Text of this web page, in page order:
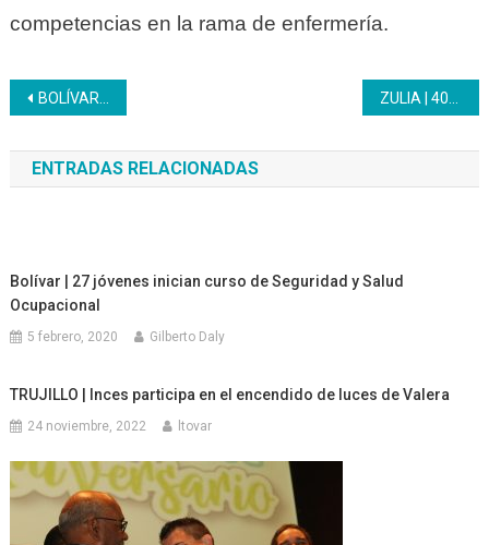
competencias en la rama de enfermería.
Navegación
de
entradas
BOLÍVAR | El Programa Textil abre el perfil Productivo Elaborador de Bolsos Tejidos en Unare
ENTRADAS RELACIONADAS
Bolívar | 27 jóvenes inician curso de Seguridad y Salud
Ocupacional
5 febrero, 2020 Gilberto Daly
TRUJILLO | Inces participa en el encendido de luces de Valera
24 noviembre, 2022 ltovar